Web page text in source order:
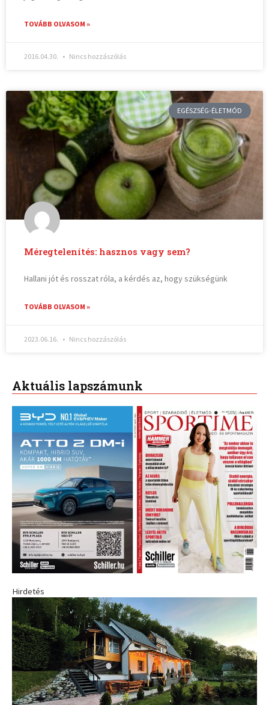
TOVÁBB OLVASOM »
2016.04.30. Nincs hozzászólás
EGÉSZSÉG-ÉLETMÓD
Méregtelenítés: hasznos vagy sem?
Hallani jót és rosszat róla, a kérdés az, hogy szükségünk
TOVÁBB OLVASOM »
2023.06.16. Nincs hozzászólás
Aktuális lapszámunk
Hirdetés